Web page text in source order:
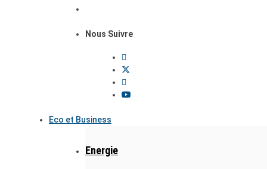
Nous Suivre
Eco et Business
Energie